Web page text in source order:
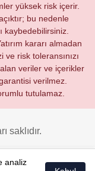
yüksek risk içerir.
bu nedenle
kaybedebilirsiniz.
kararı almadan
risk toleransınızı
veriler ve içerikler
verilmez.
tutulamaz.
saklıdır.
analiz